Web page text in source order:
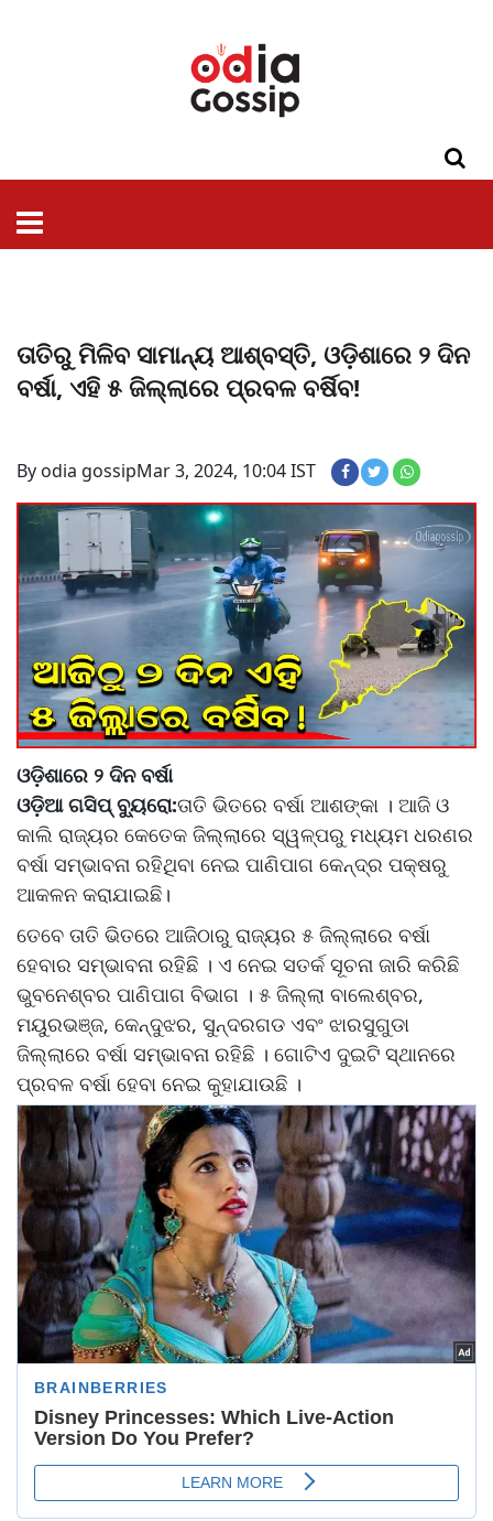
ତାତିରୁ ମିଳିବ ସାମାନ୍ୟ ଆଶ୍ବସ୍ତି, ଓଡ଼ିଶାରେ ୨ ଦିନ
ବର୍ଷା, ଏହି ୫ ଜିଲ୍ଲାରେ ପ୍ରବଳ ବର୍ଷିବ!
By odia gossipMar 3, 2024, 10:04 IST
ଓଡ଼ିଶାରେ ୨ ଦିନ ବର୍ଷା
ଓଡ଼ିଆ ଗସିପ୍ ବ୍ୟୁରୋ:ତାତି ଭିତରେ ବର୍ଷା ଆଶଙ୍କା । ଆଜି ଓ
କାଲି ରାଜ୍ୟର କେତେକ ଜିଲ୍ଲାରେ ସ୍ୱଳ୍ପରୁ ମଧ୍ୟମ ଧରଣର
ବର୍ଷା ସମ୍ଭାବନା ରହିଥିବା ନେଇ ପାଣିପାଗ କେନ୍ଦ୍ର ପକ୍ଷରୁ
ଆକଳନ କରାଯାଇଛି।
ତେବେ ତାତି ଭିତରେ ଆଜିଠାରୁ ରାଜ୍ୟର ୫ ଜିଲ୍ଲାରେ ବର୍ଷା
ହେବାର ସମ୍ଭାବନା ରହିଛି । ଏ ନେଇ ସତର୍କ ସୂଚନା ଜାରି କରିଛି
ଭୁବନେଶ୍ବର ପାଣିପାଗ ବିଭାଗ । ୫ ଜିଲ୍ଲା ବାଲେଶ୍ବର,
ମୟୁରଭଞ୍ଜ, କେନ୍ଦୁଝର, ସୁନ୍ଦରଗଡ ଏବଂ ଝାରସୁଗୁଡା
ଜିଲ୍ଲାରେ ବର୍ଷା ସମ୍ଭାବନା ରହିଛି । ଗୋଟିଏ ଦୁଇଟି ସ୍ଥାନରେ
ପ୍ରବଳ ବର୍ଷା ହେବା ନେଇ କୁହାଯାଉଛି ।